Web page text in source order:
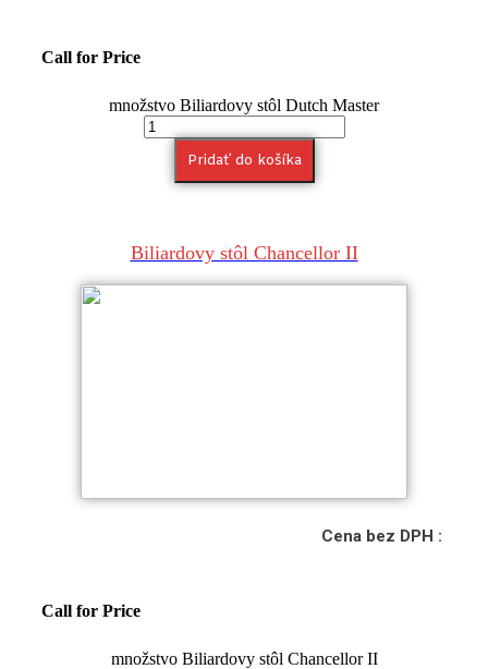
Call for Price
množstvo Biliardovy stôl Dutch Master
Pridať do košíka
Biliardovy stôl Chancellor II
Cena bez DPH :
Call for Price
množstvo Biliardovy stôl Chancellor II